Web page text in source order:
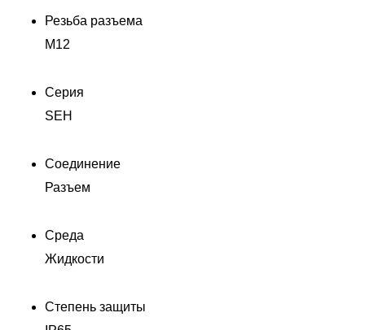
Резьба разъема
M12
Серия
SEH
Соединение
Разъем
Среда
Жидкости
Степень защиты